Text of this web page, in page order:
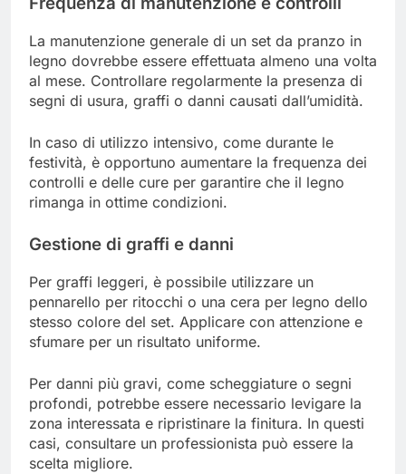
La manutenzione generale di un set da pranzo in
legno dovrebbe essere effettuata almeno una volta
al mese. Controllare regolarmente la presenza di
segni di usura, graffi o danni causati dall’umidità.
In caso di utilizzo intensivo, come durante le
festività, è opportuno aumentare la frequenza dei
controlli e delle cure per garantire che il legno
rimanga in ottime condizioni.
Gestione di graffi e danni
Per graffi leggeri, è possibile utilizzare un
pennarello per ritocchi o una cera per legno dello
stesso colore del set. Applicare con attenzione e
sfumare per un risultato uniforme.
Per danni più gravi, come scheggiature o segni
profondi, potrebbe essere necessario levigare la
zona interessata e ripristinare la finitura. In questi
casi, consultare un professionista può essere la
scelta migliore.